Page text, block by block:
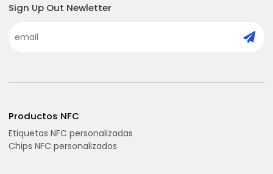
Sign Up Out Newletter
Productos NFC
Etiquetas NFC personalizadas
Chips NFC personalizados